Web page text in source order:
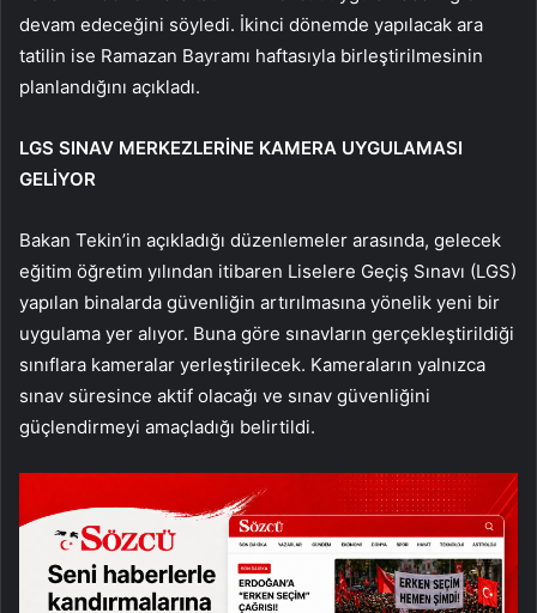
devam edeceğini söyledi. İkinci dönemde yapılacak ara
tatilin ise Ramazan Bayramı haftasıyla birleştirilmesinin
planlandığını açıkladı.
LGS SINAV MERKEZLERİNE KAMERA UYGULAMASI
GELİYOR
Bakan Tekin’in açıkladığı düzenlemeler arasında, gelecek
eğitim öğretim yılından itibaren Liselere Geçiş Sınavı (LGS)
yapılan binalarda güvenliğin artırılmasına yönelik yeni bir
uygulama yer alıyor. Buna göre sınavların gerçekleştirildiği
sınıflara kameralar yerleştirilecek. Kameraların yalnızca
sınav süresince aktif olacağı ve sınav güvenliğini
güçlendirmeyi amaçladığı belirtildi.